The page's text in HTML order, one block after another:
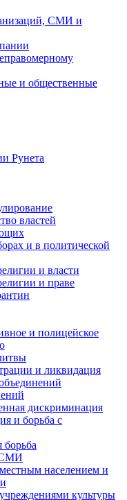
СМИ и
и общественные
Рунета
властей
и в политической
и власти
и праве
и полицейское
и ликвидация
дискриминация
и борьба с
борьба
СМИ
населением и
культуры